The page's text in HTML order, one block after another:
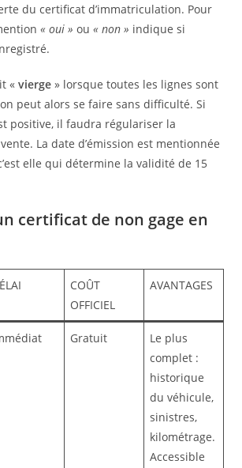
du certificat d’immatriculation. Pour
« oui » ou« non » indique si
«vierge » lorsque toutes les lignes sont
peut alors se faire sans difficulté. Si
positive, il faudra régulariser la
La date d’émission est mentionnée
elle qui détermine la validité de 15
certificat de non gage en
COÛT
OFFICIEL
AVANTAGES
Gratuit
Le plus
complet :
historique
du véhicule,
sinistres,
kilométrage.
Accessible